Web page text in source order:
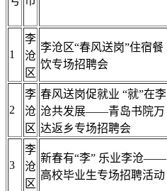
1
李
沧
区
李沧区“春风送岗”住宿餐
饮专场招聘会
2
李
沧
区
春风送岗促就业 “就”在李
沧共发展——青岛书院万
达返乡专场招聘会
3
李
沧
区
新春有“李” 乐业李沧——
高校毕业生专场招聘活动